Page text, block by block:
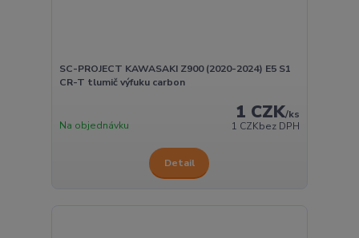
SC-PROJECT KAWASAKI Z900 (2020-2024) E5 S1
CR-T tlumič výfuku carbon
1 CZK/ks
1 CZKbez DPH
Na objednávku
Detail